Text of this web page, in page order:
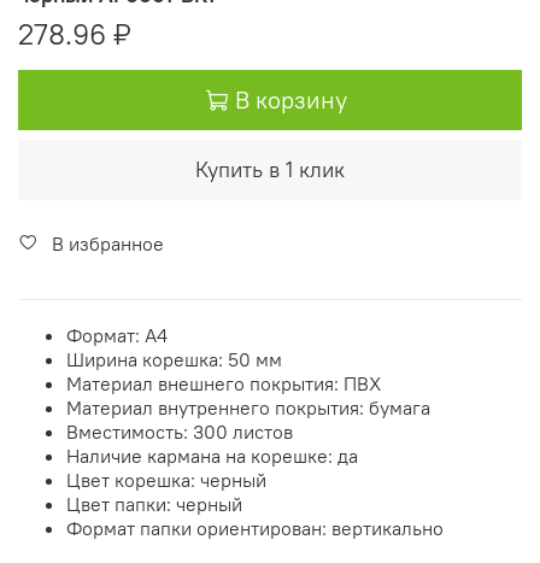
278.96 ₽
В корзину
Купить в 1 клик
В избранное
Формат: А4
Ширина корешка: 50 мм
Материал внешнего покрытия: ПВХ
Материал внутреннего покрытия: бумага
Вместимость: 300 листов
Наличие кармана на корешке: да
Цвет корешка: черный
Цвет папки: черный
Формат папки ориентирован: вертикально